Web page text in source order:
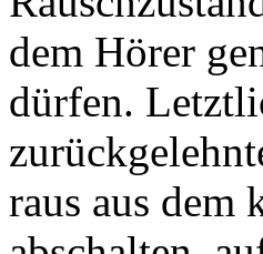
dem Hörer
dürfen.
raus aus dem